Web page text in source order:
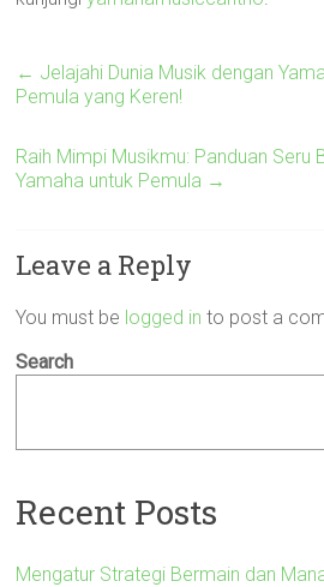
← Jelajahi Dunia Musik dengan
Pemula yang Keren!
Raih Mimpi Musikmu: Panduan Seru
Yamaha untuk Pemula →
Leave a Reply
You must be logged in to post a
Search
Recent Posts
Mengatur Strategi Bermain dan